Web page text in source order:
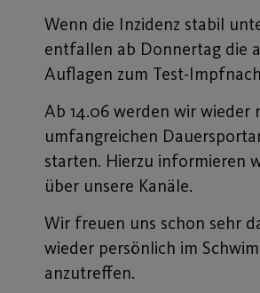
Wenn die Inzidenz stabil
entfallen ab Donnertag die
Auflagen zum Test-
Ab 14.06 werden wir wieder
umfangreichen
starten. Hierzu informieren
über unsere Kanäle.
Wir freuen uns schon sehr
wieder persönlich im
anzutreffen.